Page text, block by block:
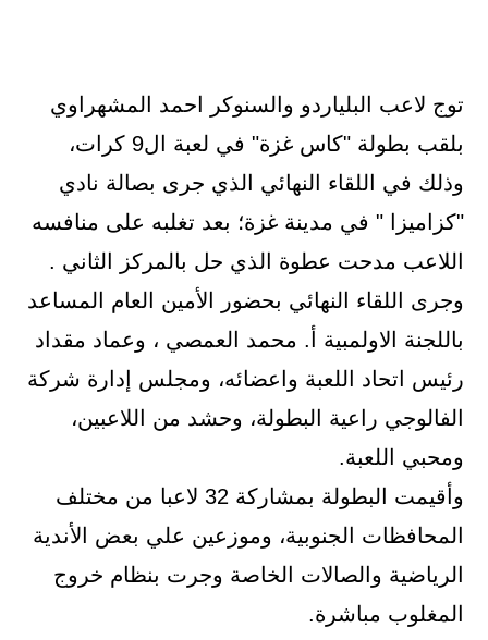
توج لاعب البلياردو والسنوكر احمد المشهراوي
بلقب بطولة "كاس غزة" في لعبة ال9 كرات،
وذلك في اللقاء النهائي الذي جرى بصالة نادي
"كزاميزا " في مدينة غزة؛ بعد تغلبه على منافسه
اللاعب مدحت عطوة الذي حل بالمركز الثاني .
وجرى اللقاء النهائي بحضور الأمين العام المساعد
باللجنة الاولمبية أ. محمد العمصي ، وعماد مقداد
رئيس اتحاد اللعبة واعضائه، ومجلس إدارة شركة
الفالوجي راعية البطولة، وحشد من اللاعبين،
ومحبي اللعبة.
وأقيمت البطولة بمشاركة 32 لاعبا من مختلف
المحافظات الجنوبية، وموزعين علي بعض الأندية
الرياضية والصالات الخاصة وجرت بنظام خروج
المغلوب مباشرة.